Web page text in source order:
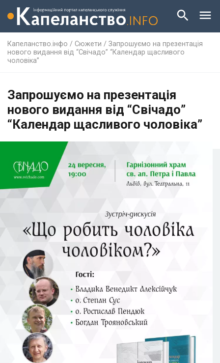
Капеланство.інфо / Сюжети / Запрошуємо на презентація
нового видання від “Свічадо” “Календар щасливого
чоловіка”
Запрошуємо на презентація
нового видання від “Свічадо”
“Календар щасливого чоловіка”